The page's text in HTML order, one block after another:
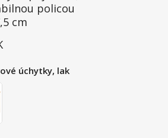
policou
cm
úchytky, lak